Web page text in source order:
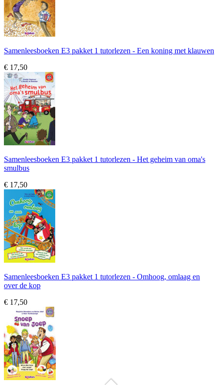
Samenleesboeken E3 pakket 1 tutorlezen - Een koning met klauwen
€ 17,50
Samenleesboeken E3 pakket 1 tutorlezen - Het geheim van oma's
smulbus
€ 17,50
Samenleesboeken E3 pakket 1 tutorlezen - Omhoog, omlaag en
over de kop
€ 17,50